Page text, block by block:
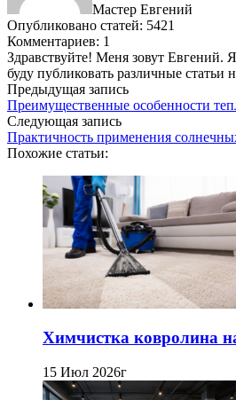
Мастер Евгений
Опубликовано статей: 5421
Комментариев: 1
Здравствуйте! Меня зовут Евгений.
буду публиковать различные
Предыдущая запись
Преимущественные особенности
Следующая запись
Практичность применения
Похожие статьи:
Химчистка ковролина
15 Июл 2026г